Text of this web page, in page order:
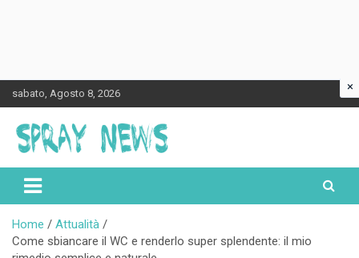
to
content
sabato, Agosto 8, 2026
Spraynews.it
Home
Attualità
Come sbiancare il WC e renderlo super splendente: il mio
×